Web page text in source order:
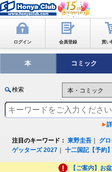
ログイン 会員登録 買い
本 コミック
検索
注目のキーワード： 東野圭吾 グ
ゲッターズ 2027 ｜十二国記【予約】
【ご案内】お